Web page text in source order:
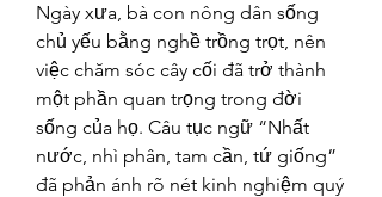
Ngày xưa, bà con nông dân sống
chủ yếu bằng nghề trồng trọt, nên
việc chăm sóc cây cối đã trở thành
một phần quan trọng trong đời
sống của họ. Câu tục ngữ “Nhất
nước, nhì phân, tam cần, tứ giống”
đã phản ánh rõ nét kinh nghiệm quý